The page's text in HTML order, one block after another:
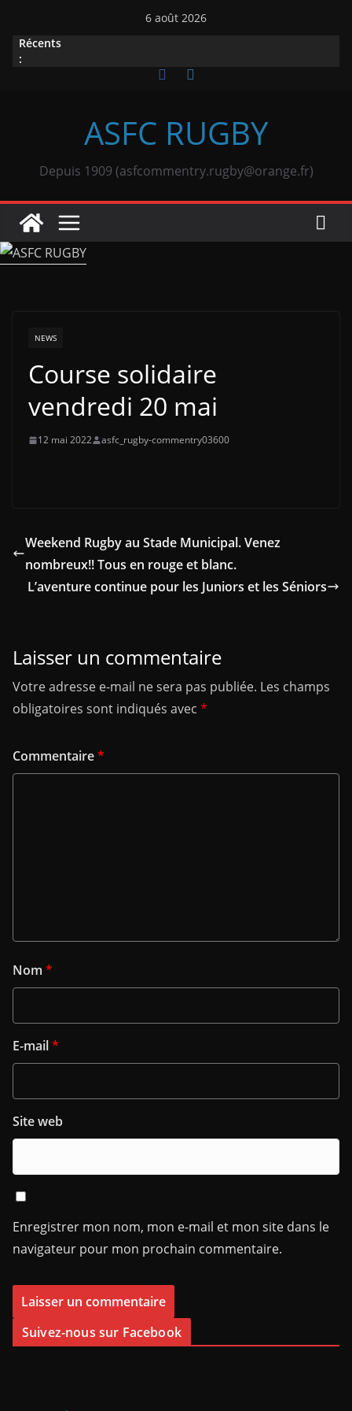
contenu
6 août 2026
Récents
:
ASFC RUGBY
Depuis 1909 (asfcommentry.rugby@orange.fr)
NEWS
Course solidaire
vendredi 20 mai
12 mai 2022 asfc_rugby-commentry03600
Weekend Rugby au Stade Municipal. Venez
nombreux!! Tous en rouge et blanc.
L’aventure continue pour les Juniors et les Séniors
Laisser un commentaire
Votre adresse e-mail ne sera pas publiée. Les champs
obligatoires sont indiqués avec *
Commentaire*
Nom *
E-mail*
Site web
Enregistrer mon nom, mon e-mail et mon site dans le
navigateur pour mon prochain commentaire.
Suivez-nous sur Facebook